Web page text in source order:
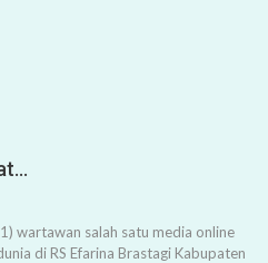
wartawan salah satu media online
di RS Efarina Brastagi Kabupaten